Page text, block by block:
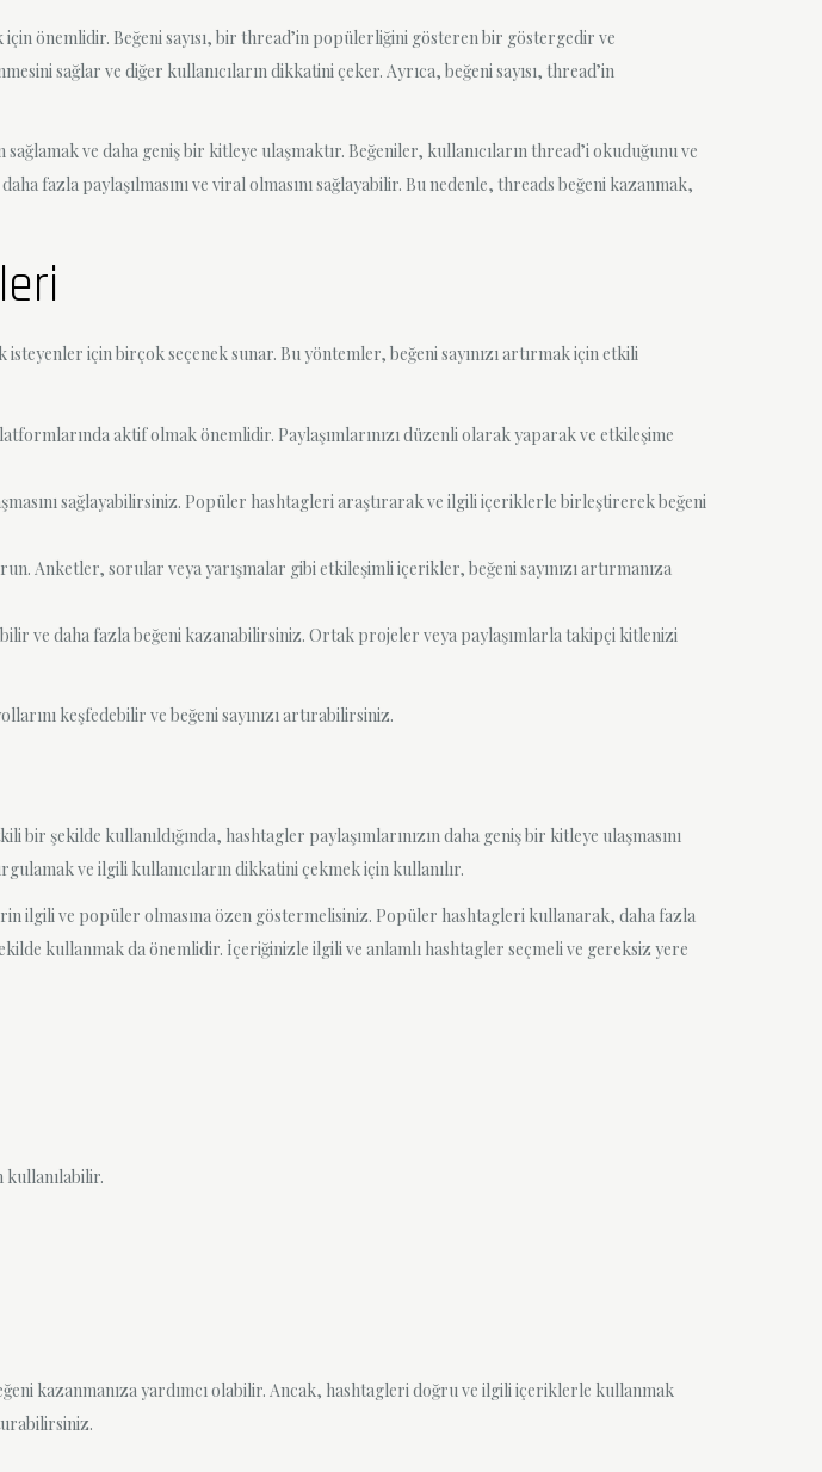
önemlidir. Beğeni sayısı, bir thread’in popülerliğini gösteren bir göstergedir ve
sağlar ve diğer kullanıcıların dikkatini çeker. Ayrıca, beğeni sayısı, thread’in
ve daha geniş bir kitleye ulaşmaktır. Beğeniler, kullanıcıların thread’i okuduğunu ve
fazla paylaşılmasını ve viral olmasını sağlayabilir. Bu nedenle, threads beğeni kazanmak,
için birçok seçenek sunar. Bu yöntemler, beğeni sayınızı artırmak için etkili
aktif olmak önemlidir. Paylaşımlarınızı düzenli olarak yaparak ve etkileşime
sağlayabilirsiniz. Popüler hashtagleri araştırarak ve ilgili içeriklerle birleştirerek beğeni
sorular veya yarışmalar gibi etkileşimli içerikler, beğeni sayınızı artırmanıza
ve daha fazla beğeni kazanabilirsiniz. Ortak projeler veya paylaşımlarla takipçi kitlenizi
keşfedebilir ve beğeni sayınızı artırabilirsiniz.
şekilde kullanıldığında, hashtagler paylaşımlarınızın daha geniş bir kitleye ulaşmasını
ve ilgili kullanıcıların dikkatini çekmek için kullanılır.
ilgili ve popüler olmasına özen göstermelisiniz. Popüler hashtagleri kullanarak, daha fazla
kullanmak da önemlidir. İçeriğinizle ilgili ve anlamlı hashtagler seçmeli ve gereksiz yere
kullanılabilir.
kazanmanıza yardımcı olabilir. Ancak, hashtagleri doğru ve ilgili içeriklerle kullanmak